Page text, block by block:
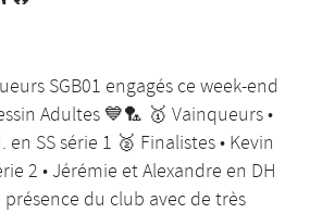
SGB01 engagés ce week-end
Adultes 💙🏸 🥇 Vainqueurs •
SS série 1 🥈 Finalistes • Kevin
2 • Jérémie et Alexandre en DH
du club avec de très